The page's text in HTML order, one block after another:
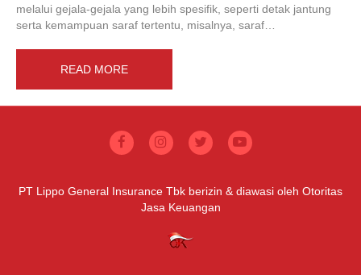
melalui gejala-gejala yang lebih spesifik, seperti detak jantung
serta kemampuan saraf tertentu, misalnya, saraf…
READ MORE
PT Lippo General Insurance Tbk berizin & diawasi oleh Otoritas
Jasa Keuangan